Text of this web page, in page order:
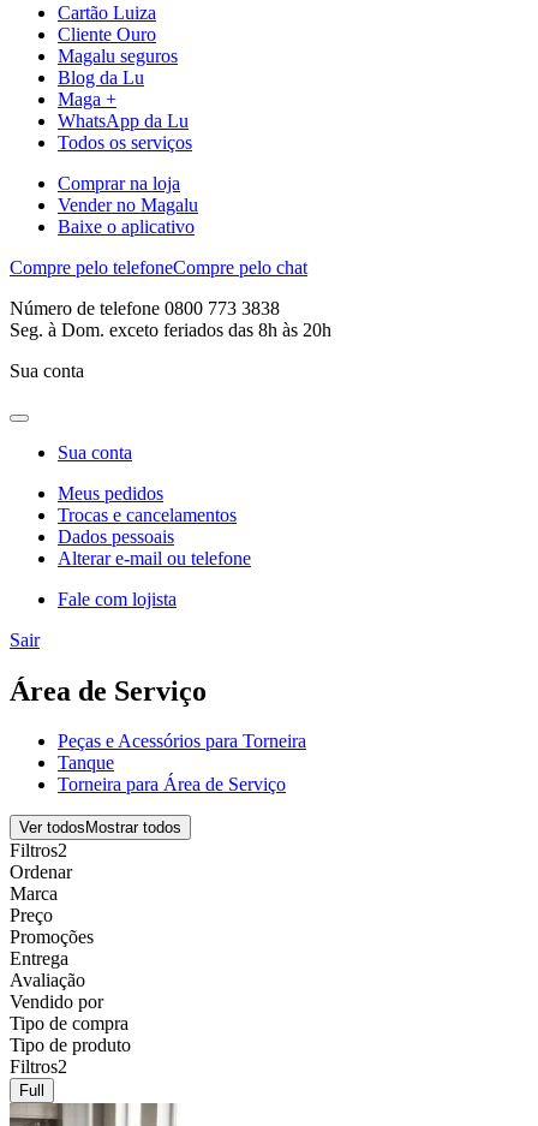
Cartão Luiza
Cliente Ouro
Magalu seguros
Blog da Lu
Maga +
WhatsApp da Lu
Todos os serviços
Comprar na loja
Vender no Magalu
Baixe o aplicativo
Compre pelo telefoneCompre pelo chat
Número de telefone 0800 773 3838
Seg. à Dom. exceto feriados das 8h às 20h
Sua conta
Sua conta
Meus pedidos
Trocas e cancelamentos
Dados pessoais
Alterar e-mail ou telefone
Fale com lojista
Sair
Área de Serviço
Peças e Acessórios para Torneira
Tanque
Torneira para Área de Serviço
Ver todos Mostrar todos
Filtros2
Ordenar
Marca
Preço
Promoções
Entrega
Avaliação
Vendido por
Tipo de compra
Tipo de produto
Filtros2
Full